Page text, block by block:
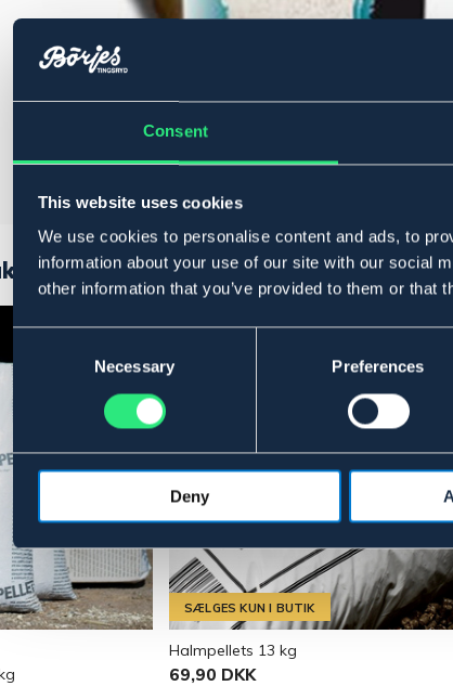
Consent
This website uses cookies
We use cookies to personalise content and ads, to
information about your use of our site with our social
other information that you’ve provided to them or that
Selection
Necessary Preferences
Deny
SÆLGES KUN I BUTIK
Halmpellets 13 kg
69,90 DKK